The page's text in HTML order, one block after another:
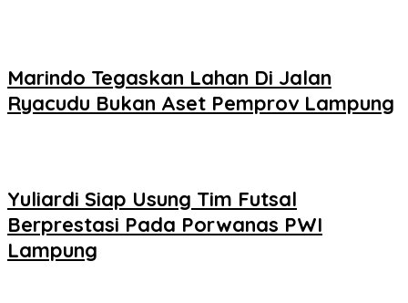
Marindo Tegaskan Lahan Di Jalan
Ryacudu Bukan Aset Pemprov Lampung
Yuliardi Siap Usung Tim Futsal
Berprestasi Pada Porwanas PWI
Lampung